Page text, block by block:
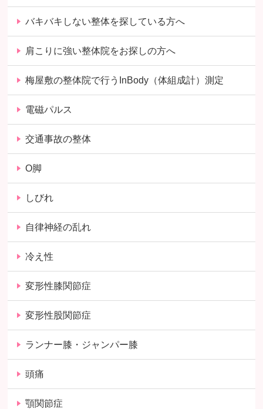
バキバキしない整体を探している方へ
肩こりに強い整体院をお探しの方へ
梅屋敷の整体院で行うInBody（体組成計）測定
電磁パルス
交通事故の整体
O脚
しびれ
自律神経の乱れ
冷え性
変形性膝関節症
変形性股関節症
ランナー膝・ジャンパー膝
頭痛
顎関節症